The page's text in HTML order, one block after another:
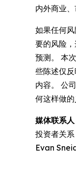
内外商业
如果任何
要的风险
预测。 本
些陈述仅
内容。 公
何这样做
媒体联系人
投资者关
Evan